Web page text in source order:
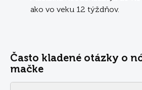
ako vo veku 12 týždňov.
Často kladené otázky o
mačke